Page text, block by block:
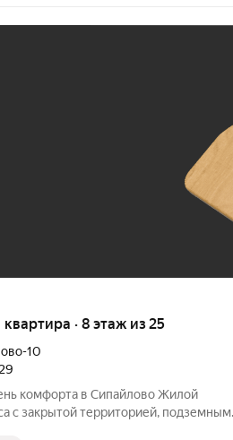
квартира · 8 этаж из 25
10
с закрытой территорией, подземным